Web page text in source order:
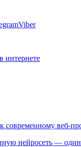
Viber
интернете
современному веб-
нейросеть —